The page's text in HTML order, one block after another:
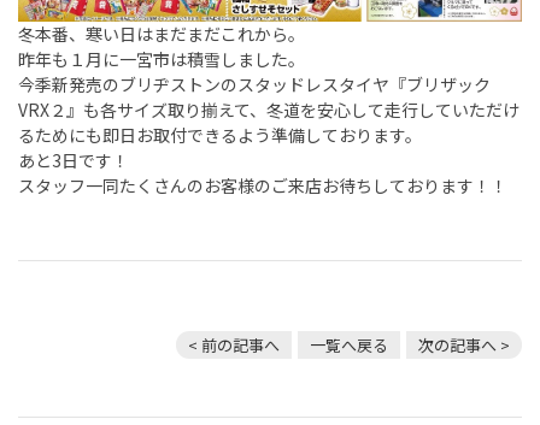
冬本番、寒い日はまだまだこれから。
昨年も１月に一宮市は積雪しました。
今季新発売のブリヂストンのスタッドレスタイヤ『ブリザック
VRX２』も各サイズ取り揃えて、冬道を安心して走行していただけ
るためにも即日お取付できるよう準備しております。
あと3日です！
スタッフ一同たくさんのお客様のご来店お待ちしております！！
< 前の記事へ 一覧へ戻る 次の記事へ >